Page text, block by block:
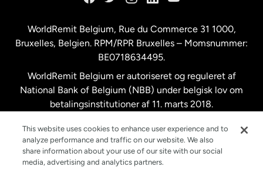
Malaysia
New Zealand
Spanien
Storbritannien
WorldRemit Belgium, Rue du Commerce 31 1000,
Bruxelles, Belgien. RPM/RPR Bruxelles – Momsnummer:
BE0718634495.
WorldRemit Belgium er autoriseret og reguleret af
National Bank of Belgium (NBB) under belgisk lov om
betalingsinstitutioner af 11. marts 2018.
This website uses cookies to enhance user experience and to
analyze performance and traffic on our website. We also
share information about your use of our site with our social
media, advertising and analytics partners.